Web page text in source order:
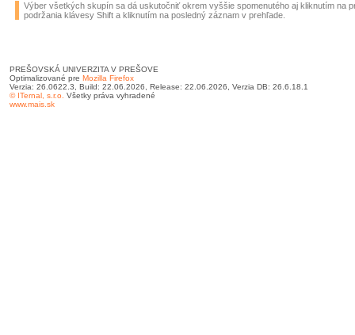
Výber všetkých skupín sa dá uskutočniť okrem vyššie spomenutého aj kliknutím na
podržania klávesy Shift a kliknutím na posledný záznam v prehľade.
PREŠOVSKÁ UNIVERZITA V PREŠOVE
Optimalizované pre Mozilla Firefox
Verzia: 26.0622.3, Build: 22.06.2026, Release: 22.06.2026, Verzia DB: 26.6.18.1
© ITernal, s.r.o. Všetky práva vyhradené
www.mais.sk